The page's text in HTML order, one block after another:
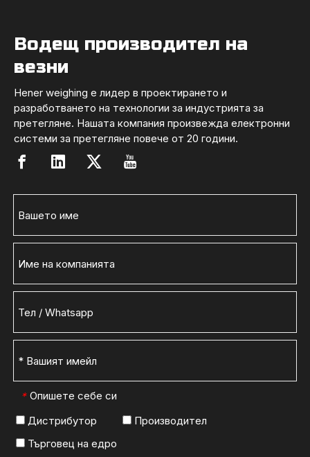
Водещ производител на
везни
Hener weighing е лидер в проектирането и
разработването на технологии за индустрията за
претегляне. Нашата компания произвежда електронни
системи за претегляне повече от 20 години.
* Опишете себе си
Дистрибутор
Производител
Търговец на едро